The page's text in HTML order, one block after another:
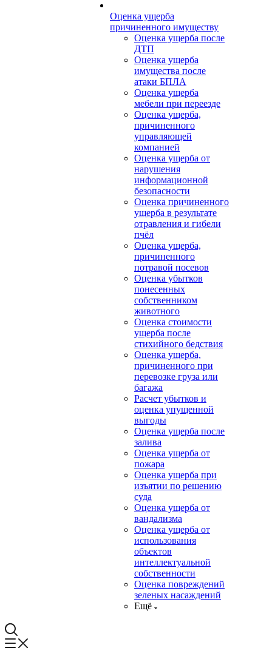
Оценка ущерба
причиненного имуществу
Оценка ущерба после
ДТП
Оценка ущерба
имущества после
атаки БПЛА
Оценка ущерба
мебели при переезде
Оценка ущерба,
причиненного
управляющей
компанией
Оценка ущерба от
нарушения
информационной
безопасности
Оценка причиненного
ущерба в результате
отравления и гибели
пчёл
Оценка ущерба,
причиненного
потравой посевов
Оценка убытков
понесенных
собственником
животного
Оценка стоимости
ущерба после
стихийного бедствия
Оценка ущерба,
причиненного при
перевозке груза или
багажа
Расчет убытков и
оценка упущенной
выгоды
Оценка ущерба после
залива
Оценка ущерба от
пожара
Оценка ущерба при
изъятии по решению
суда
Оценка ущерба от
вандализма
Оценка ущерба от
использования
объектов
интеллектуальной
собственности
Оценка повреждений
зеленых насаждений
Ещё